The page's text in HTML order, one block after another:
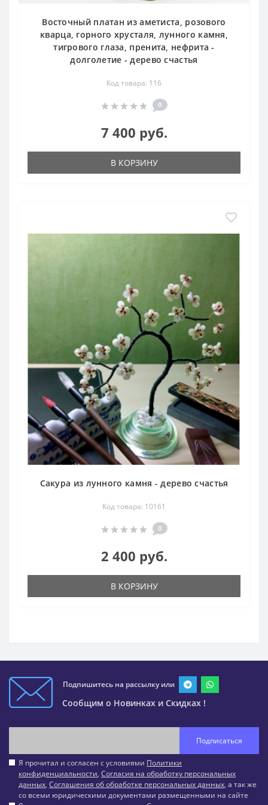
Восточный платан из аметиста, розового
кварца, горного хрусталя, лунного камня,
тигрового глаза, пренита, нефрита -
долголетие - дерево счастья
Код товара: 116
0
7 400 руб.
В КОРЗИНУ
Сакура из лунного камня - дерево счастья
Код товара: 10161
0
2 400 руб.
В КОРЗИНУ
Подпишитесь на рассылку или
Сообщим о Новинках и Скидках !
Подписаться
Я прочитал и согласен с условиями Политики
конфиденциальности, Согласия на обработку персональных
данных, Соглашения об обработке персональных данных, а так же
со всеми юридическими документами размещенными на сайте